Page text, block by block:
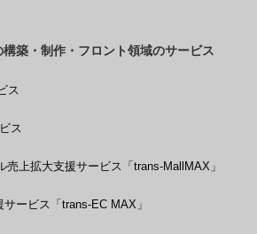
築・制作・フロント領域のサービス
ス
ス
売上拡大支援サービス「trans-MallMAX」
ービス「trans-EC MAX」